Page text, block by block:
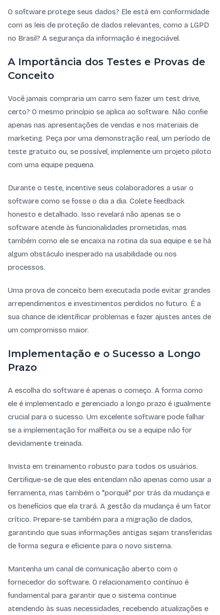
O software protege seus dados? Ele está em conformidade
com as leis de proteção de dados relevantes, como a LGPD
no Brasil? A segurança da informação é inegociável.
A Importância dos Testes e Provas de
Conceito
Você jamais compraria um carro sem fazer um test drive,
certo? O mesmo princípio se aplica ao software. Não confie
apenas nas apresentações de vendas e nos materiais de
marketing. Peça por uma demonstração real, um período de
teste gratuito ou, se possível, implemente um projeto piloto
com uma equipe pequena.
Durante o teste, incentive seus colaboradores a usar o
software como se fosse o dia a dia. Colete feedback
honesto e detalhado. Isso revelará não apenas se o
software atende às funcionalidades prometidas, mas
também como ele se encaixa na rotina da sua equipe e se há
algum obstáculo inesperado na usabilidade ou nos
processos.
Uma prova de conceito bem executada pode evitar grandes
arrependimentos e investimentos perdidos no futuro. É a
sua chance de identificar problemas e fazer ajustes antes de
um compromisso maior.
Implementação e o Sucesso a Longo
Prazo
A escolha do software é apenas o começo. A forma como
ele é implementado e gerenciado a longo prazo é igualmente
crucial para o sucesso. Um excelente software pode falhar
se a implementação for malfeita ou se a equipe não for
devidamente treinada.
Invista em treinamento robusto para todos os usuários.
Certifique-se de que eles entendam não apenas como usar a
ferramenta, mas também o "porquê" por trás da mudança e
os benefícios que ela trará. A gestão da mudança é um fator
crítico. Prepare-se também para a migração de dados,
garantindo que suas informações antigas sejam transferidas
de forma segura e eficiente para o novo sistema.
Mantenha um canal de comunicação aberto com o
fornecedor do software. O relacionamento contínuo é
fundamental para garantir que o sistema continue
atendendo às suas necessidades, recebendo atualizações e